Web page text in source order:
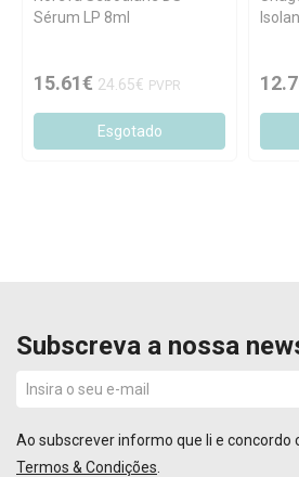
Sérum LP 8ml
15.61€ 24.65€ PVPR
Esgotado
Subscreva a nossa
Ao subscrever informo que li e concordo
Termos & Condições